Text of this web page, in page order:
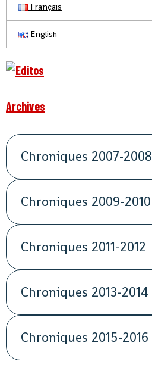
Français
English
Archives
Chroniques 2007-2008
Chroniques 2009-2010
Chroniques 2011-2012
Chroniques 2013-2014
Chroniques 2015-2016